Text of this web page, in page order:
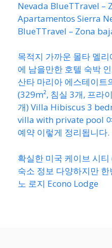
Nevada BlueTTravel –
Apartamentos Sierra
BlueTTravel – Zona
목적지 가까운 몰타 멜리
에 남을만한 호텔 숙박
산타 마리아 에스테이트
(329m², 침실 3개, 프라
개) Villa Hibiscus 3
villa with private pool
예약 이렇게 정리됩니다.
확실한 미국 케이브 시티
숙소 정보 다양하지만 한
노 로지 Econo Lodge